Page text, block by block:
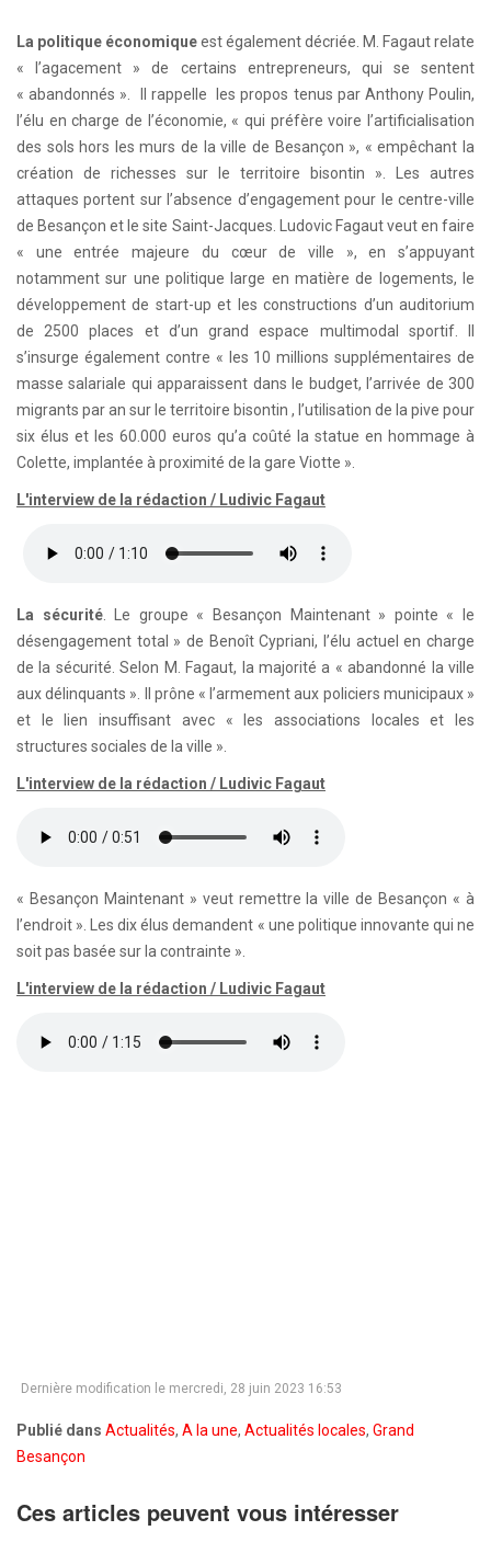
La politique économiqueest également décriée. M. Fagaut relate
« l’agacement » de certains entrepreneurs, qui se sentent
« abandonnés ». Il rappelle les propos tenus par Anthony Poulin,
l’élu en charge de l’économie, « qui préfère voire l’artificialisation
des sols hors les murs de la ville de Besançon », « empêchant la
création de richesses sur le territoire bisontin ». Les autres
attaques portent sur l’absence d’engagement pour le centre-ville
de Besançon et le site Saint-Jacques. Ludovic Fagaut veut en faire
« une entrée majeure du cœur de ville », en s’appuyant
notamment sur une politique large en matière de logements, le
développement de start-up et les constructions d’un auditorium
de 2500 places et d’un grand espace multimodal sportif. Il
s’insurge également contre « les 10 millions supplémentaires de
masse salariale qui apparaissent dans le budget, l’arrivée de 300
migrants par an sur le territoire bisontin , l’utilisation de la pive pour
six élus et les 60.000 euros qu’a coûté la statue en hommage à
Colette, implantée à proximité de la gare Viotte ».
L'interview de la rédaction / Ludivic Fagaut
La sécurité. Le groupe « Besançon Maintenant » pointe « le
désengagement total » de Benoît Cypriani, l’élu actuel en charge
de la sécurité. Selon M. Fagaut, la majorité a « abandonné la ville
aux délinquants ». Il prône « l’armement aux policiers municipaux »
et le lien insuffisant avec « les associations locales et les
structures sociales de la ville ».
L'interview de la rédaction / Ludivic Fagaut
« Besançon Maintenant » veut remettre la ville de Besançon « à
l’endroit ». Les dix élus demandent « une politique innovante qui ne
soit pas basée sur la contrainte ».
L'interview de la rédaction / Ludivic Fagaut
Dernière modification le mercredi, 28 juin 2023 16:53
Publié dans Actualités, A la une, Actualités locales, Grand
Besançon
Ces articles peuvent vous intéresser